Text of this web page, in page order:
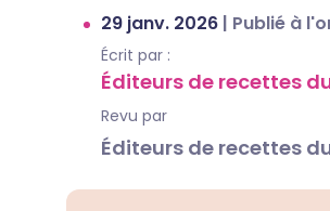
29 janv. 2026 | Publié à
Écrit par :
Éditeurs de recettes
Revu par
Éditeurs de recettes